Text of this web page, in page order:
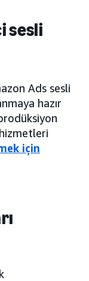
sesli
Ads sesli
hazır
için